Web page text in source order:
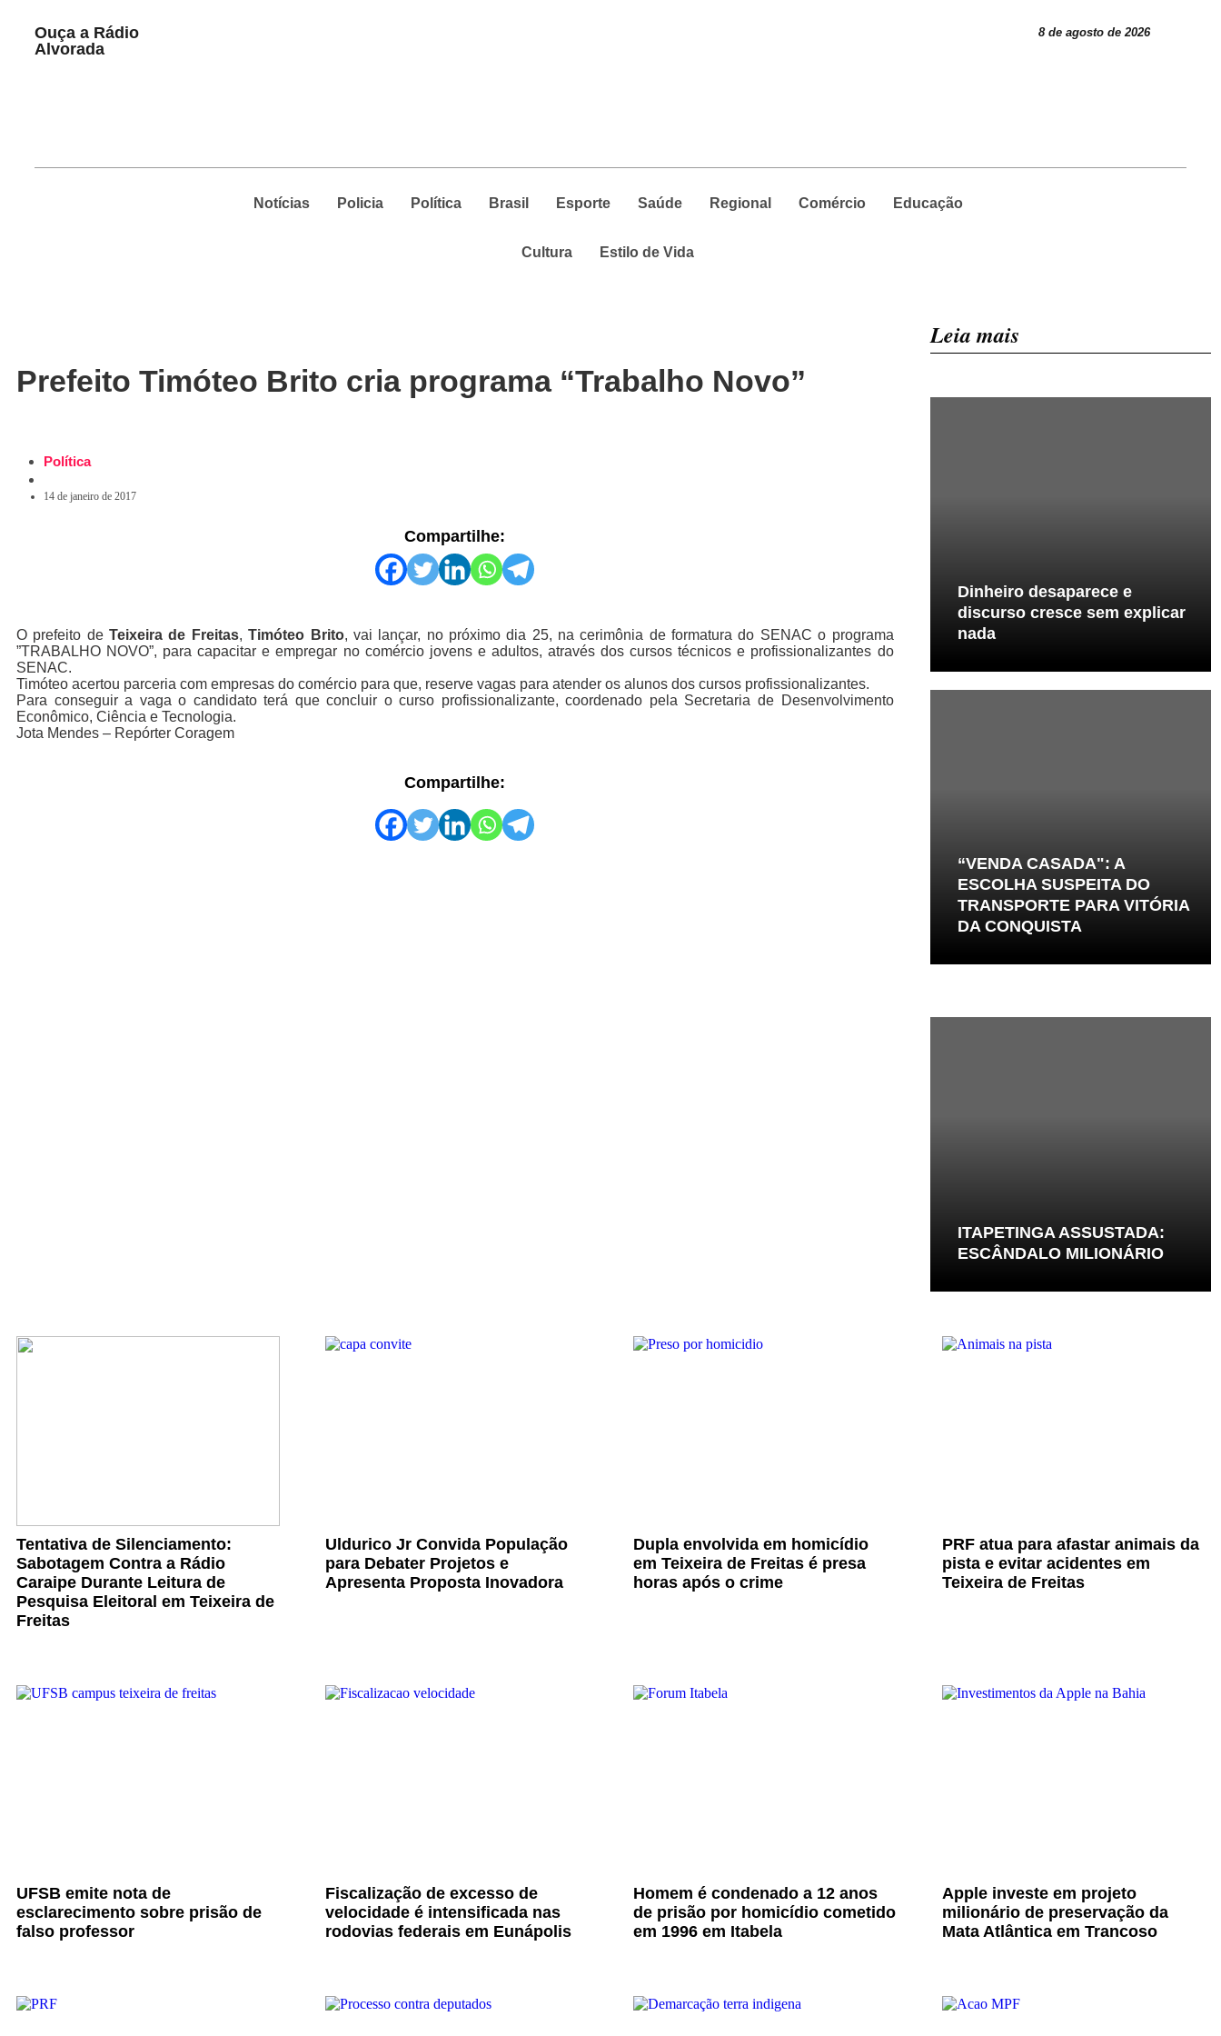
Ouça a Rádio
Alvorada
8 de agosto de 2026
Notícias Policia Política Brasil Esporte Saúde Regional Comércio Educação
Cultura Estilo de Vida
Prefeito Timóteo Brito cria programa “Trabalho Novo”
Política
14 de janeiro de 2017
Compartilhe:
O prefeito deTeixeira de Freitas,Timóteo Brito, vai lançar, no próximo dia 25, na cerimônia de formatura do SENAC o programa
”TRABALHO NOVO”, para capacitar e empregar no comércio jovens e adultos, através dos cursos técnicos e profissionalizantes do
SENAC.
Timóteo acertou parceria com empresas do comércio para que, reserve vagas para atender os alunos dos cursos profissionalizantes.
Para conseguir a vaga o candidato terá que concluir o curso profissionalizante, coordenado pela Secretaria de Desenvolvimento
Econômico, Ciência e Tecnologia.
Jota Mendes – Repórter Coragem
Compartilhe:
Leia mais
Dinheiro desaparece e
discurso cresce sem explicar
nada
“VENDA CASADA": A
ESCOLHA SUSPEITA DO
TRANSPORTE PARA VITÓRIA
DA CONQUISTA
ITAPETINGA ASSUSTADA:
ESCÂNDALO MILIONÁRIO
Tentativa de Silenciamento:
Sabotagem Contra a Rádio
Caraipe Durante Leitura de
Pesquisa Eleitoral em Teixeira de
Freitas
Uldurico Jr Convida População
para Debater Projetos e
Apresenta Proposta Inovadora
Dupla envolvida em homicídio
em Teixeira de Freitas é presa
horas após o crime
PRF atua para afastar animais da
pista e evitar acidentes em
Teixeira de Freitas
UFSB emite nota de
esclarecimento sobre prisão de
falso professor
Fiscalização de excesso de
velocidade é intensificada nas
rodovias federais em Eunápolis
Homem é condenado a 12 anos
de prisão por homicídio cometido
em 1996 em Itabela
Apple investe em projeto
milionário de preservação da
Mata Atlântica em Trancoso